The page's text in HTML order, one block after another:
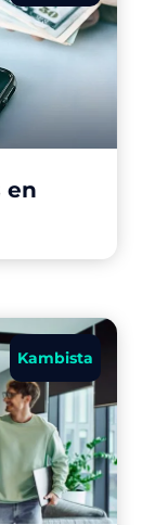
en
Kambista